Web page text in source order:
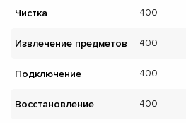
Чистка 400
Извлечение предметов 400
Подключение 400
Восстановление 400